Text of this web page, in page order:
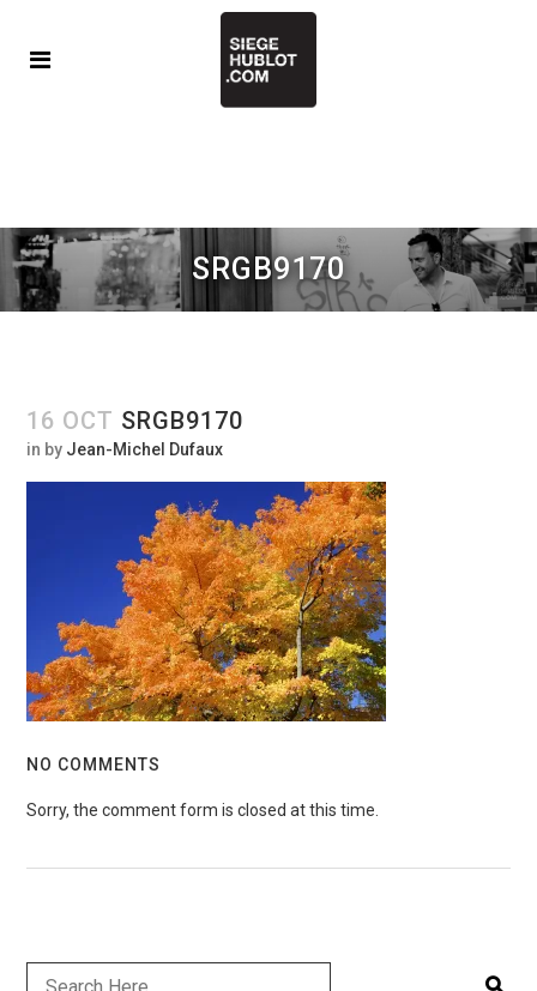
SRGB9170
16 OCT SRGB9170
in by Jean-Michel Dufaux
NO COMMENTS
Sorry, the comment form is closed at this time.